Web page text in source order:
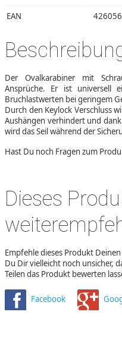
EAN
Der Ovalkarabiner mit
Ansprüche. Er ist universell
Bruchlastwerten bei geringem
Durch den Keylock Verschluss
Aushängen verhindert und
wird das Seil während der
Hast Du noch Fragen zum
Dieses
Empfehle dieses Produkt
Du Dir vielleicht noch unsicher,
Teilen das Produkt bewerten
Facebook